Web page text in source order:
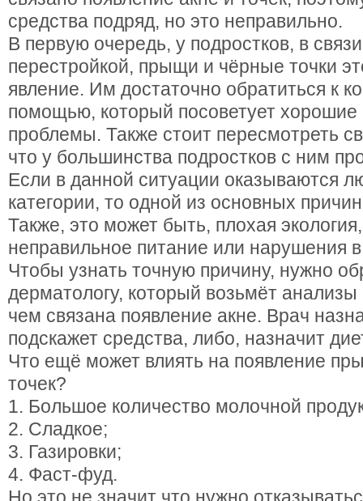
средства подряд, но это неправильно.
В первую очередь, у подростков, в
перестройкой, прыщи и чёрные точки
явление. Им достаточно обратиться к
помощью, который посоветует хорошие
проблемы. Также стоит пересмотреть
что у большинства подростков с ним
Если в данной ситуации оказываются
категории, то одной из основных
Также, это может быть, плохая
неправильное питание или нарушения
Чтобы узнать точную причину, нужно
дерматологу, который возьмёт анализы
чем связана появление акне. Врач
подскажет средства, либо, назначит
Что ещё может влиять на появление
точек?
1. Большое количество молочной
2. Сладкое;
3. Газировки;
4. Фаст-фуд.
Но это не значит что нужно